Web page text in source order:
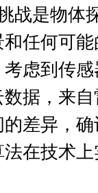
战是物体
任何可
虑到传
据，来
差异，
在技术